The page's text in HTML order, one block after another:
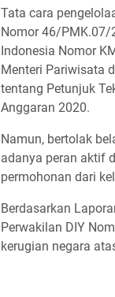
Tata cara
Nomor 46/PMK.07/
Indonesia Nomor
Menteri Pariwisata
tentang Petunjuk
Anggaran 2020.
​Namun, bertolak
adanya peran aktif
permohonan dari
Berdasarkan
Perwakilan DIY
kerugian negara